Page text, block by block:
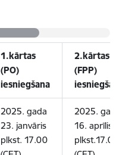
1.kārtas
(PO)
iesniegšana
2.kārtas
(FPP)
2025. gada
23. janvāris
plkst. 17.00
2025.
16. aprīlis
plkst.17.00